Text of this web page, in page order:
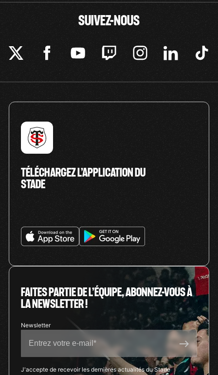
SUIVEZ-NOUS
TÉLÉCHARGEZ L’APPLICATION DU
STADE
FAITES PARTIE DE L’ÉQUIPE, ABONNEZ-VOUS À
LA NEWSLETTER !
J'accepte de recevoir les dernières actualités du Stade